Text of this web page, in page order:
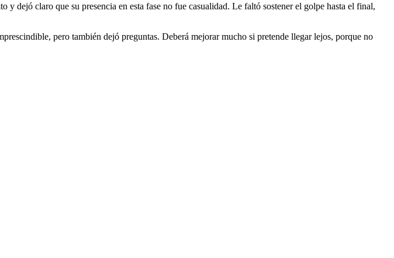
dejó claro que su presencia en esta fase no fue casualidad. Le faltó sostener el golpe hasta el final,
pero también dejó preguntas. Deberá mejorar mucho si pretende llegar lejos, porque no